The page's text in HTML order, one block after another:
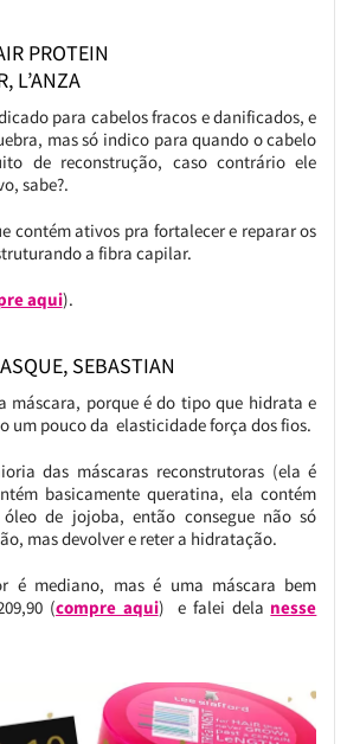
PROTEIN
L’ANZA
para cabelos fracos e danificados, e
mas só indico para quando o cabelo
de reconstrução, caso contrário ele
sabe?.
contém ativos pra fortalecer e reparar os
a fibra capilar.
aqui).
SEBASTIAN
máscara, porque é do tipo que hidrata e
um pouco da elasticidade força dos fios.
das máscaras reconstrutoras (ela é
basicamente queratina, ela contém
de jojoba, então consegue não só
mas devolver e reter a hidratação.
é mediano, mas é uma máscara bem
(compre aqui) e falei dela nesse